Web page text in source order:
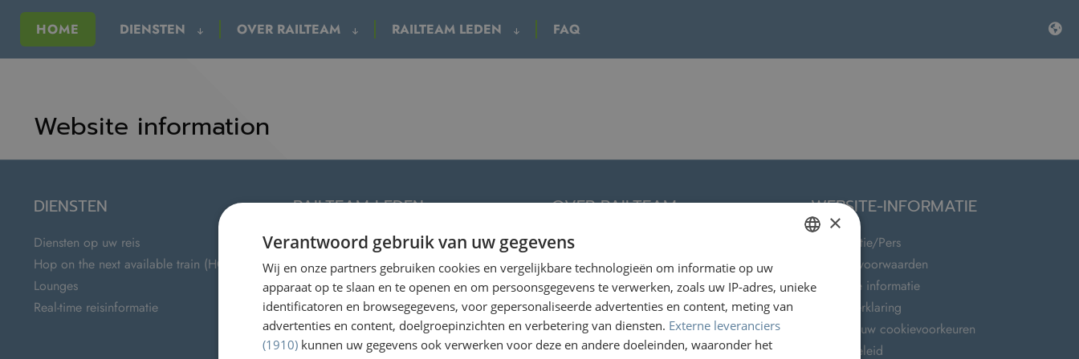
HOME DIENSTEN OVER RAILTEAM RAILTEAM LEDEN FAQ
Website information
DIENSTEN
Diensten op uw reis
Hop on the next available train (HOTNAT)
Lounges
Real-time reisinformatie
RAILTEAM LEDEN
DB
Eurostar
NS
SBB
NMBS
SNCF
OVER RAILTEAM
Over Railteam
Belangrijkste feiten
Hogesnelheidstreinen van Railteam
Duurzaam reizen
WEBSITE-INFORMATIE
Organisatie/Pers
Gebruiksvoorwaarden
Juridische informatie
Cookieverklaring
Wijzig jouw cookievoorkeuren
Privacybeleid
GERMAN
×
Verantwoord gebruik van uw gegevens
Wij en onze partners gebruiken cookies en vergelijkbare technologieën om informatie op uw
apparaat op te slaan en te openen en om persoonsgegevens te verwerken, zoals uw IP-adres, unieke
identificatoren en browsegegevens, voor gepersonaliseerde advertenties en content, meting van
advertenties en content, doelgroepinzichten en verbetering van diensten. Externe leveranciers
(1910) kunnen uw gegevens ook verwerken voor deze en andere doeleinden, waaronder het